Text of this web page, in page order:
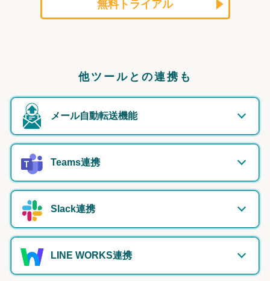
無料トライアル
他ツールとの連携も
メール自動転送機能
Teams連携
Slack連携
LINE WORKS連携